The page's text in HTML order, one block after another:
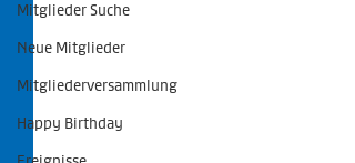
Mitglieder Suche
Neue Mitglieder
Mitgliederversammlung
Happy Birthday